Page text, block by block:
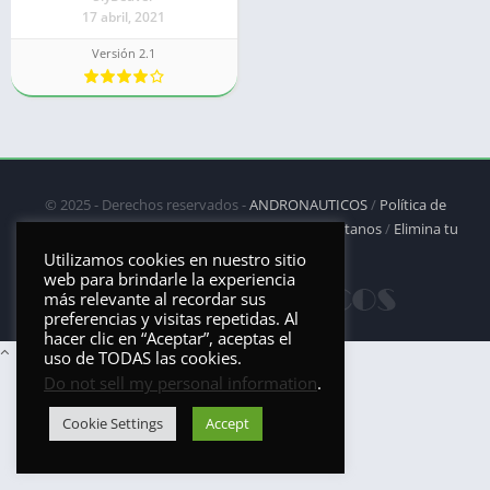
17 abril, 2021
Versión 2.1
© 2025 - Derechos reservados -ANDRONAUTICOS/ Política de
privacidad/Política de Cookies/DMCA/Contáctanos/ Elimina tu
aplicación
Utilizamos cookies en nuestro sitio
web para brindarle la experiencia
más relevante al recordar sus
preferencias y visitas repetidas. Al
hacer clic en “Aceptar”, aceptas el
uso de TODAS las cookies.
Do not sell my personal information.
Cookie Settings Accept